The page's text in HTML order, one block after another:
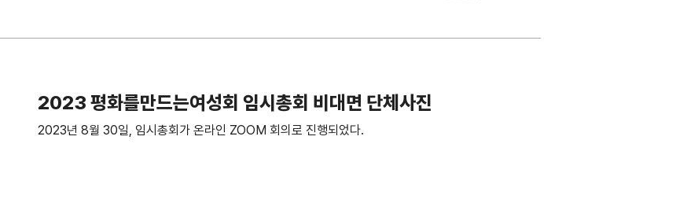
2023 평화를만드는여성회 임시총회 비대면 단체사진
2023년 8월 30일, 임시총회가 온라인 ZOOM 회의로 진행되었다.